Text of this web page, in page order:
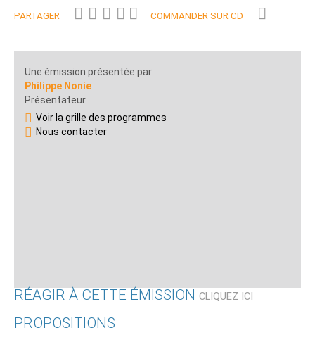
PARTAGER COMMANDER SUR CD
Une émission présentée par
Philippe Nonie
Présentateur
Voir la grille des programmes
Nous contacter
RÉAGIR À CETTE ÉMISSION CLIQUEZ ICI
PROPOSITIONS